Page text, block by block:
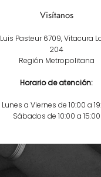
Visítanos
Luis Pasteur 6709, Vitacura
204
Región Metropolitana
Horario de atención:
Lunes a Viernes de 10:00 a
Sábados de 10:00 a 15:00